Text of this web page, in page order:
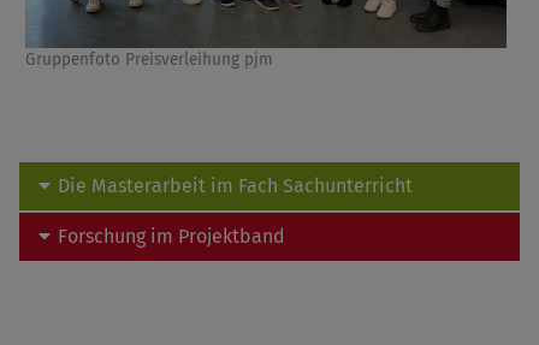
Gruppenfoto Preisverleihung pjm
Die Masterarbeit im Fach Sachunterricht
Forschung im Projektband